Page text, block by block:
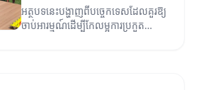
អត្ថបទនេះបង្ហាញពីបច្ចេកទេសដែលគួរឱ្យ
ចាប់អារម្មណ៍ដើម្បីកែលម្អការប្រកួត